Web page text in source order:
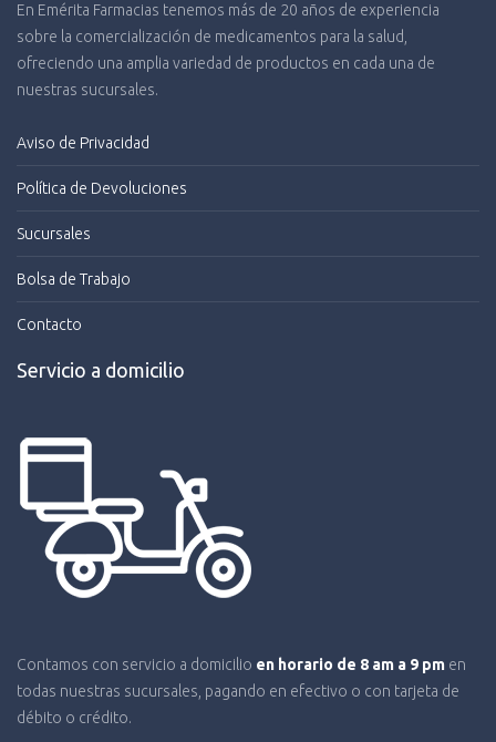
En Emérita Farmacias tenemos más de 20 años de experiencia
sobre la comercialización de medicamentos para la salud,
ofreciendo una amplia variedad de productos en cada una de
nuestras sucursales.
Aviso de Privacidad
Política de Devoluciones
Sucursales
Bolsa de Trabajo
Contacto
Servicio a domicilio
Contamos con servicio a domicilio en horario de 8 am a 9 pm en
todas nuestras sucursales, pagando en efectivo o con tarjeta de
débito o crédito.